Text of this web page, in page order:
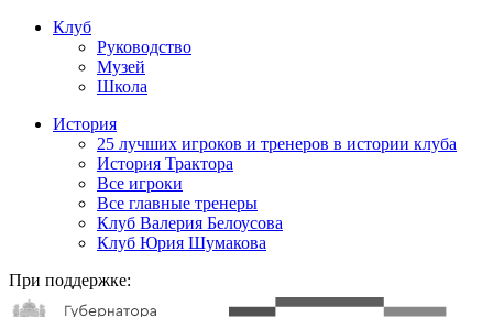
Клуб
Руководство
Музей
Школа
История
25 лучших игроков и тренеров в истории клуба
История Трактора
Все игроки
Все главные тренеры
Клуб Валерия Белоусова
Клуб Юрия Шумакова
При поддержке: